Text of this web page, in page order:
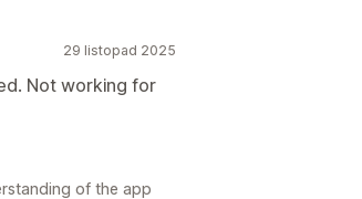
29 listopad 2025
Not working for
of the app